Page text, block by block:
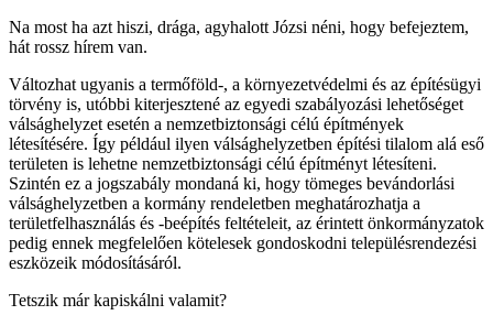
Na most ha azt hiszi, drága, agyhalott Józsi néni, hogy befejeztem,
hát rossz hírem van.
Változhat ugyanis a termőföld-, a környezetvédelmi és az építésügyi
törvény is, utóbbi kiterjesztené az egyedi szabályozási lehetőséget
válsághelyzet esetén a nemzetbiztonsági célú építmények
létesítésére. Így például ilyen válsághelyzetben építési tilalom alá eső
területen is lehetne nemzetbiztonsági célú építményt létesíteni.
Szintén ez a jogszabály mondaná ki, hogy tömeges bevándorlási
válsághelyzetben a kormány rendeletben meghatározhatja a
területfelhasználás és -beépítés feltételeit, az érintett önkormányzatok
pedig ennek megfelelően kötelesek gondoskodni településrendezési
eszközeik módosításáról.
Tetszik már kapiskálni valamit?